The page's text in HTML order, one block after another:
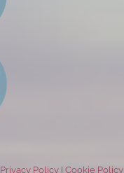
Privacy Policy Cookie Policy